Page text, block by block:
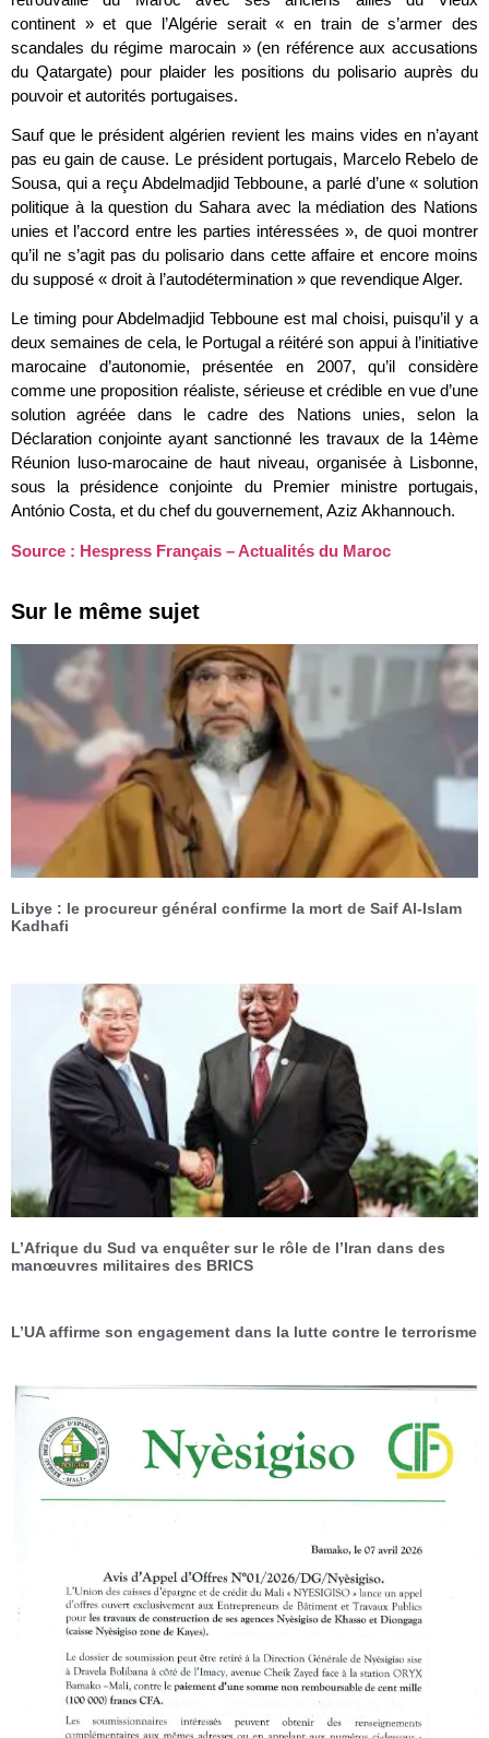
continent » et que l’Algérie serait « en train de s’armer des
scandales du régime marocain » (en référence aux accusations
du Qatargate) pour plaider les positions du polisario auprès du
pouvoir et autorités portugaises.
Sauf que le président algérien revient les mains vides en n’ayant
pas eu gain de cause. Le président portugais, Marcelo Rebelo de
Sousa, qui a reçu Abdelmadjid Tebboune, a parlé d’une « solution
politique à la question du Sahara avec la médiation des Nations
unies et l’accord entre les parties intéressées », de quoi montrer
qu’il ne s’agit pas du polisario dans cette affaire et encore moins
du supposé « droit à l’autodétermination » que revendique Alger.
Le timing pour Abdelmadjid Tebboune est mal choisi, puisqu’il y a
deux semaines de cela, le Portugal a réitéré son appui à l’initiative
marocaine d’autonomie, présentée en 2007, qu’il considère
comme une proposition réaliste, sérieuse et crédible en vue d’une
solution agréée dans le cadre des Nations unies, selon la
Déclaration conjointe ayant sanctionné les travaux de la 14ème
Réunion luso-marocaine de haut niveau, organisée à Lisbonne,
sous la présidence conjointe du Premier ministre portugais,
António Costa, et du chef du gouvernement, Aziz Akhannouch.
Source : Hespress Français – Actualités du Maroc
Sur le même sujet
Libye : le procureur général confirme la mort de Saif Al-Islam
Kadhafi
L’Afrique du Sud va enquêter sur le rôle de l’Iran dans des
manœuvres militaires des BRICS
L’UA affirme son engagement dans la lutte contre le terrorisme